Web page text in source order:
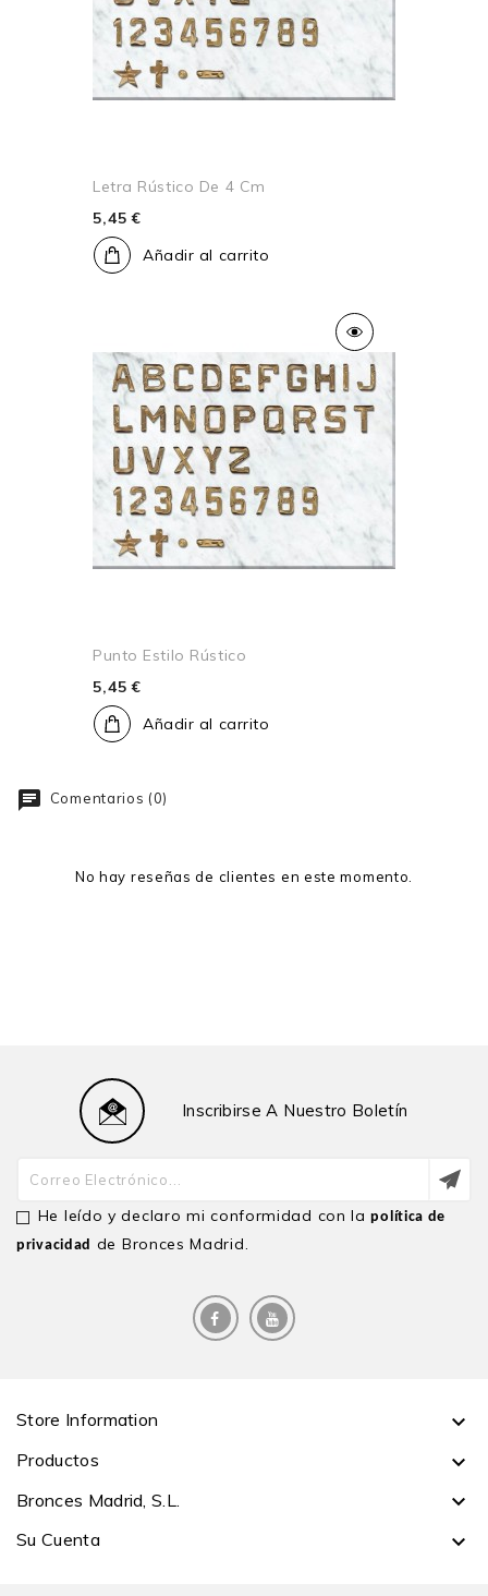
Letra Rústico De 4 Cm
5,45 €
Añadir al carrito
Punto Estilo Rústico
5,45 €
Añadir al carrito
Comentarios (0)
No hay reseñas de clientes en este momento.
Inscribirse A Nuestro Boletín
He leído y declaro mi conformidad con lapolítica de
privacidad de Bronces Madrid.
Store Information 
Productos 
Bronces Madrid, S.L. 
Su Cuenta 